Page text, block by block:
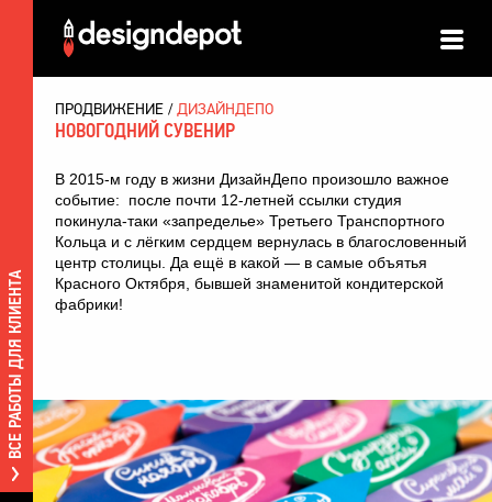
ВСЕ РАБОТЫ ДЛЯ КЛИЕНТА
ПРОДВИЖЕНИЕ ДИЗАЙНДЕПО
НОВОГОДНИЙ СУВЕНИР
В 2015-м году в жизни ДизайнДепо произошло важное
событие: после почти 12-летней ссылки студия
покинула-таки «запределье» Третьего Транспортного
Кольца и с лёгким сердцем вернулась в благословенный
центр столицы. Да ещё в какой — в самые объятья
Красного Октября, бывшей знаменитой кондитерской
фабрики!